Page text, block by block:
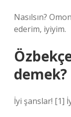
Nasılsın?
ederim, iyiyim.
demek?
İyi şanslar! [1]